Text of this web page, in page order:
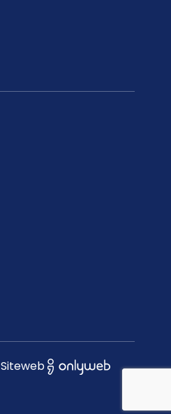
Siteweb